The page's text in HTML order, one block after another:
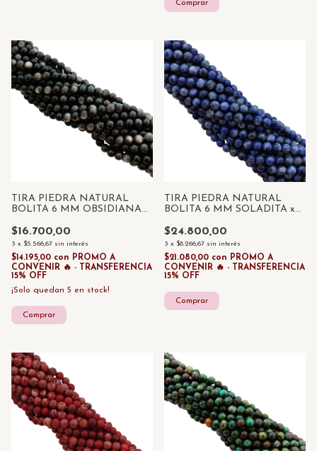
TIRA PIEDRA NATURAL
BOLITA 6 MM OBSIDIANA
$16.700,00
3 x $5.566,67 sin interés
$14.195,00 con PROMO A
CONVENIR 🔥 - TRANSFERENCIA
15% OFF
¡Solo quedan 5 en stock!
TIRA PIEDRA NATURAL
BOLITA 6 MM SOLADITA x
$24.800,00
3 x $8.266,67 sin interés
$21.080,00 con PROMO A
CONVENIR 🔥 - TRANSFERENCIA
15% OFF